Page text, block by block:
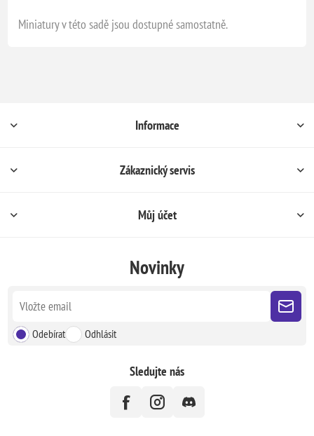
Miniatury v této sadě jsou dostupné samostatně.
Informace
Zákaznický servis
Můj účet
Novinky
Odebírat Odhlásit
Sledujte nás